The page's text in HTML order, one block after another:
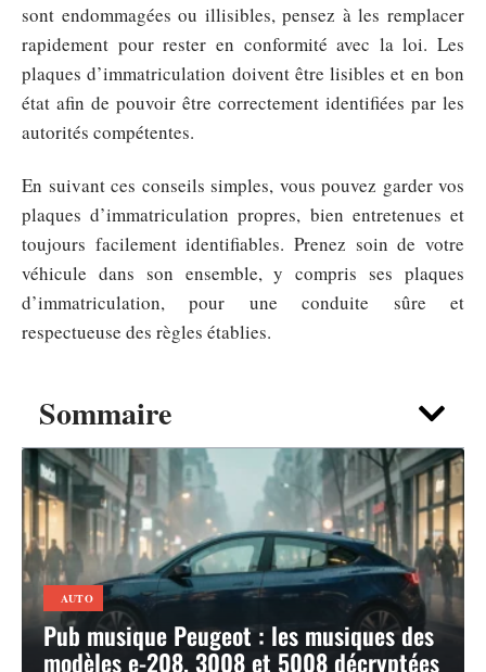
Sommaire
AUTO
Pub musique Peugeot : les musiques des
modèles e-208, 3008 et 5008 décryptées
sont endommagées ou illisibles, pensez à les remplacer
rapidement pour rester en conformité avec la loi. Les
plaques d’immatriculation doivent être lisibles et en bon
état afin de pouvoir être correctement identifiées par les
autorités compétentes.
En suivant ces conseils simples, vous pouvez garder vos
plaques d’immatriculation propres, bien entretenues et
toujours facilement identifiables. Prenez soin de votre
véhicule dans son ensemble, y compris ses plaques
d’immatriculation, pour une conduite sûre et
respectueuse des règles établies.